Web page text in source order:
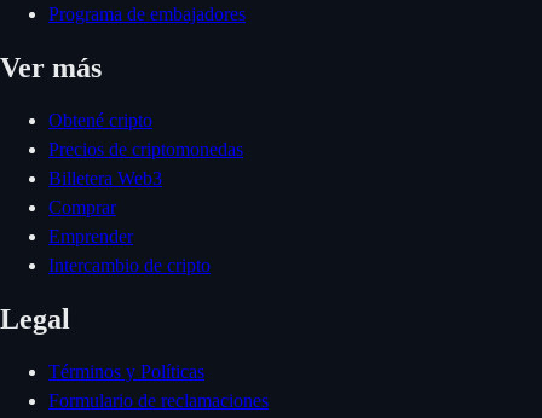
Programa de embajadores
Ver más
Obtené cripto
Precios de criptomonedas
Billetera Web3
Comprar
Emprender
Intercambio de cripto
Legal
Términos y Políticas
Formulario de reclamaciones